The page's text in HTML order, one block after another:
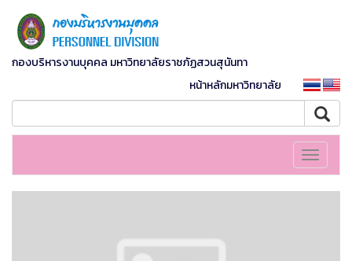
กองบริหารงานบุคคล มหาวิทยาลัยราชภัฏสวนสุนันทา
หน้าหลักมหาวิทยาลัย
Toggle